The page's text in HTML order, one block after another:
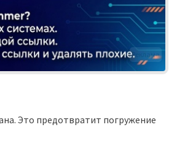
Реклама
Это предотвратит погружение